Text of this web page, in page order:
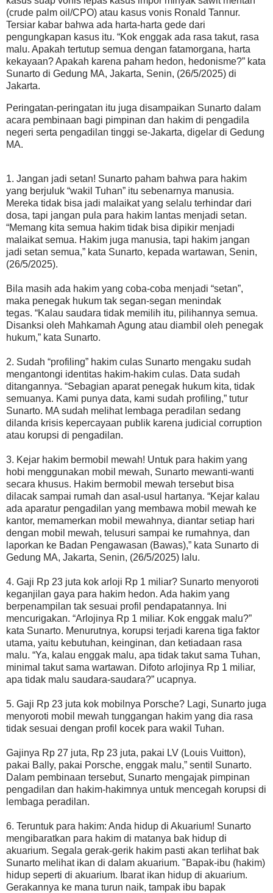
(crude palm oil/CPO) atau kasus vonis Ronald Tannur.
Tersiar kabar bahwa ada harta-harta gede dari
pengungkapan kasus itu. “Kok enggak ada rasa takut, rasa
malu. Apakah tertutup semua dengan fatamorgana, harta
kekayaan? Apakah karena paham hedon, hedonisme?” kata
Sunarto di Gedung MA, Jakarta, Senin, (26/5/2025) di
Jakarta.
Peringatan-peringatan itu juga disampaikan Sunarto dalam
acara pembinaan bagi pimpinan dan hakim di pengadila
negeri serta pengadilan tinggi se-Jakarta, digelar di Gedung
MA.
1. Jangan jadi setan! Sunarto paham bahwa para hakim
yang berjuluk “wakil Tuhan” itu sebenarnya manusia.
Mereka tidak bisa jadi malaikat yang selalu terhindar dari
dosa, tapi jangan pula para hakim lantas menjadi setan.
“Memang kita semua hakim tidak bisa dipikir menjadi
malaikat semua. Hakim juga manusia, tapi hakim jangan
jadi setan semua,” kata Sunarto, kepada wartawan, Senin,
(26/5/2025).
Bila masih ada hakim yang coba-coba menjadi “setan”,
maka penegak hukum tak segan-segan menindak
tegas. “Kalau saudara tidak memilih itu, pilihannya semua.
Disanksi oleh Mahkamah Agung atau diambil oleh penegak
hukum,” kata Sunarto.
2. Sudah “profiling” hakim culas Sunarto mengaku sudah
mengantongi identitas hakim-hakim culas. Data sudah
ditangannya. “Sebagian aparat penegak hukum kita, tidak
semuanya. Kami punya data, kami sudah profiling,” tutur
Sunarto. MA sudah melihat lembaga peradilan sedang
dilanda krisis kepercayaan publik karena judicial corruption
atau korupsi di pengadilan.
3. Kejar hakim bermobil mewah! Untuk para hakim yang
hobi menggunakan mobil mewah, Sunarto mewanti-wanti
secara khusus. Hakim bermobil mewah tersebut bisa
dilacak sampai rumah dan asal-usul hartanya. “Kejar kalau
ada aparatur pengadilan yang membawa mobil mewah ke
kantor, memamerkan mobil mewahnya, diantar setiap hari
dengan mobil mewah, telusuri sampai ke rumahnya, dan
laporkan ke Badan Pengawasan (Bawas),” kata Sunarto di
Gedung MA, Jakarta, Senin, (26/5/2025) lalu.
4. Gaji Rp 23 juta kok arloji Rp 1 miliar? Sunarto menyoroti
keganjilan gaya para hakim hedon. Ada hakim yang
berpenampilan tak sesuai profil pendapatannya. Ini
mencurigakan. “Arlojinya Rp 1 miliar. Kok enggak malu?”
kata Sunarto. Menurutnya, korupsi terjadi karena tiga faktor
utama, yaitu kebutuhan, keinginan, dan ketiadaan rasa
malu. “Ya, kalau enggak malu, apa tidak takut sama Tuhan,
minimal takut sama wartawan. Difoto arlojinya Rp 1 miliar,
apa tidak malu saudara-saudara?” ucapnya.
5. Gaji Rp 23 juta kok mobilnya Porsche? Lagi, Sunarto juga
menyoroti mobil mewah tunggangan hakim yang dia rasa
tidak sesuai dengan profil kocek para wakil Tuhan.
Gajinya Rp 27 juta, Rp 23 juta, pakai LV (Louis Vuitton),
pakai Bally, pakai Porsche, enggak malu,” sentil Sunarto.
Dalam pembinaan tersebut, Sunarto mengajak pimpinan
pengadilan dan hakim-hakimnya untuk mencegah korupsi di
lembaga peradilan.
6. Teruntuk para hakim: Anda hidup di Akuarium! Sunarto
mengibaratkan para hakim di matanya bak hidup di
akuarium. Segala gerak-gerik hakim pasti akan terlihat bak
Sunarto melihat ikan di dalam akuarium. "Bapak-ibu (hakim)
hidup seperti di akuarium. Ibarat ikan hidup di akuarium.
Gerakannya ke mana turun naik, tampak ibu bapak